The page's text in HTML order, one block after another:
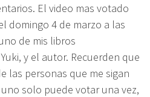
El video mas votado
domingo 4 de marzo a las
de mis libros
y el autor. Recuerden que
las personas que me sigan
uno solo puede votar una vez,